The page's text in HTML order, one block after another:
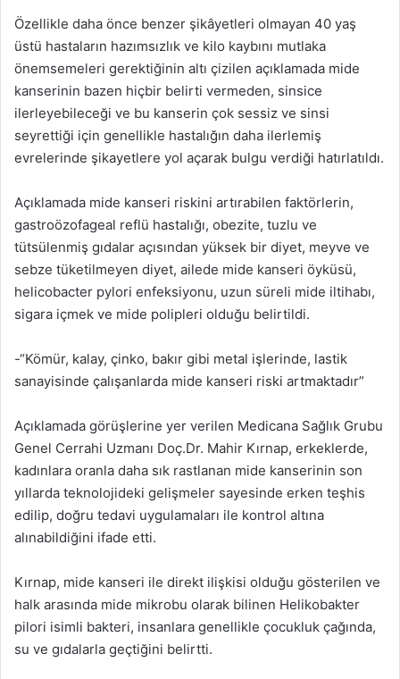
Özellikle daha önce benzer şikâyetleri olmayan 40 yaş
üstü hastaların hazımsızlık ve kilo kaybını mutlaka
önemsemeleri gerektiğinin altı çizilen açıklamada mide
kanserinin bazen hiçbir belirti vermeden, sinsice
ilerleyebileceği ve bu kanserin çok sessiz ve sinsi
seyrettiği için genellikle hastalığın daha ilerlemiş
evrelerinde şikayetlere yol açarak bulgu verdiği hatırlatıldı.
Açıklamada mide kanseri riskini artırabilen faktörlerin,
gastroözofageal reflü hastalığı, obezite, tuzlu ve
tütsülenmiş gıdalar açısından yüksek bir diyet, meyve ve
sebze tüketilmeyen diyet, ailede mide kanseri öyküsü,
helicobacter pylori enfeksiyonu, uzun süreli mide iltihabı,
sigara içmek ve mide polipleri olduğu belirtildi.
-“Kömür, kalay, çinko, bakır gibi metal işlerinde, lastik
sanayisinde çalışanlarda mide kanseri riski artmaktadır”
Açıklamada görüşlerine yer verilen Medicana Sağlık Grubu
Genel Cerrahi Uzmanı Doç.Dr. Mahir Kırnap, erkeklerde,
kadınlara oranla daha sık rastlanan mide kanserinin son
yıllarda teknolojideki gelişmeler sayesinde erken teşhis
edilip, doğru tedavi uygulamaları ile kontrol altına
alınabildiğini ifade etti.
Kırnap, mide kanseri ile direkt ilişkisi olduğu gösterilen ve
halk arasında mide mikrobu olarak bilinen Helikobakter
pilori isimli bakteri, insanlara genellikle çocukluk çağında,
su ve gıdalarla geçtiğini belirtti.